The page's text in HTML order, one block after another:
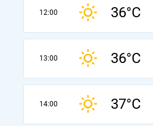
12:00 36°C
13:00 36°C
14:00 37°C